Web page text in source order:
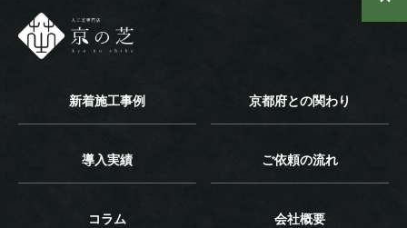
新着施工事例 京都府との関わり
導入実績 ご依頼の流れ
コラム 会社概要